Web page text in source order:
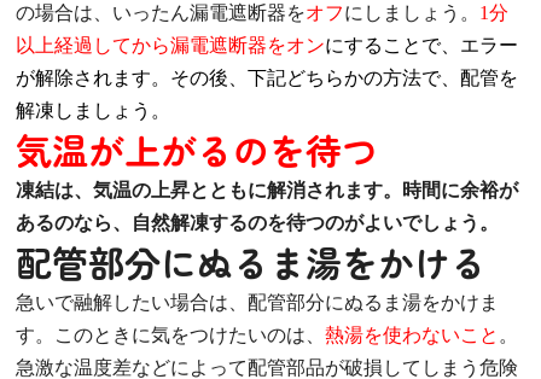
の場合は、いったん漏電遮断器をオフにしましょう。 1分
以上経過してから漏電遮断器をオンにすることで、エラー
が解除されます。その後、下記どちらかの方法で、配管を
解凍しましょう。
気温が上がるのを待つ
凍結は、気温の上昇とともに解消されます。時間に余裕が
あるのなら、自然解凍するのを待つのがよいでしょう。
配管部分にぬるま湯をかける
急いで融解したい場合は、配管部分にぬるま湯をかけま
す。このときに気をつけたいのは、 熱湯を使わないこと 。
急激な温度差などによって配管部品が破損してしまう危険